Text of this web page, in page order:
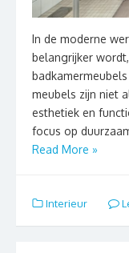
In de moderne
belangrijker
meubels zijn niet
esthetiek en
focus op
Read More »
Interieur